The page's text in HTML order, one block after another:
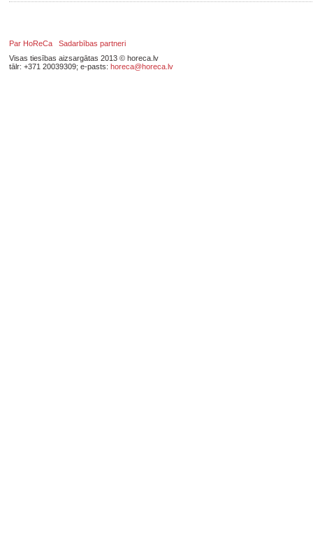
Par HoReCa
Sadarbības partneri
Visas tiesības aizsargātas 2013 © horeca.lv
tālr: +371 20039309; e-pasts: horeca@horeca.lv